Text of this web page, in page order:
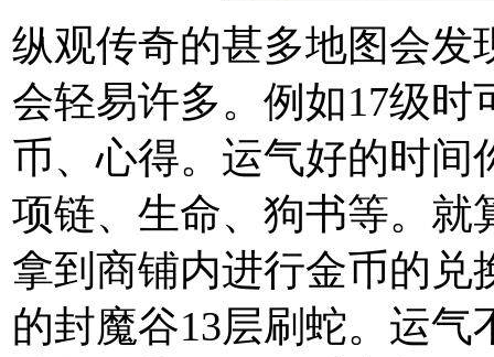
纵观传奇的甚多地图会发
会轻易许多。例如17级
币、心得。运气好的时间
项链、生命、狗书等。就
拿到商铺内进行金币的兑
的封魔谷13层刷蛇。运